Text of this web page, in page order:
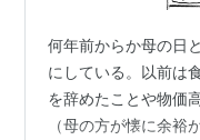
何年前からか母の日
にしている。以前は
を辞めたことや物価
（母の方が懐に余裕